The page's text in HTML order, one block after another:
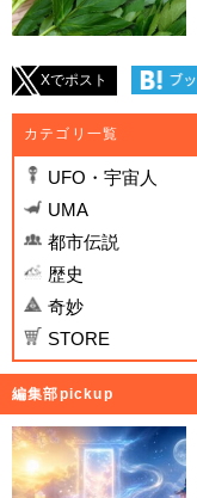
Xでポスト
カテゴリ一覧
UFO・宇宙人
UMA
都市伝説
歴史
奇妙
STORE
編集部pickup